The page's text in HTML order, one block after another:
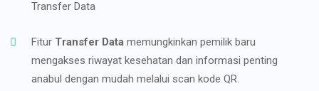
Transfer Data
Fitur Transfer Data memungkinkan pemilik baru
mengakses riwayat kesehatan dan informasi penting
anabul dengan mudah melalui scan kode QR.